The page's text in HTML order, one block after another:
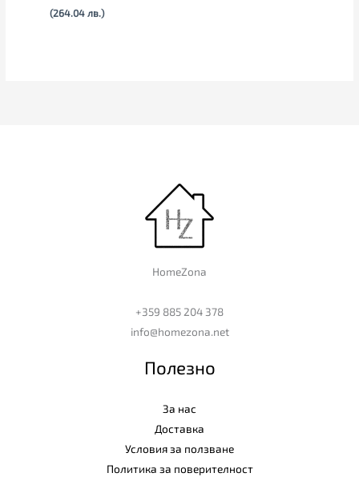
(264.04 лв.)
HomeZona
+359 885 204 378
info@homezona.net
Полезно
За нас
Доставка
Условия за ползване
Политика за поверителност